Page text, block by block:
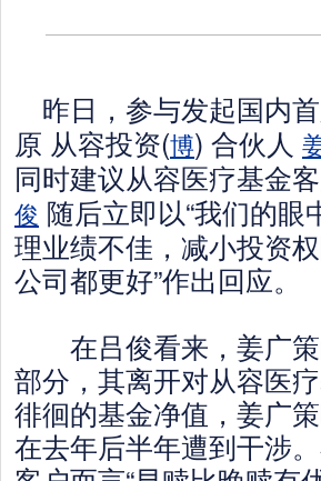
昨日，参与发起国内
原 从容投资(博) 合伙人
同时建议从容医疗基金
俊 随后立即以“我们的眼
理业绩不佳，减小投资
公司都更好”作出回应。
在吕俊看来，姜广策
部分，其离开对从容医
徘徊的基金净值，姜广
在去年后半年遭到干涉